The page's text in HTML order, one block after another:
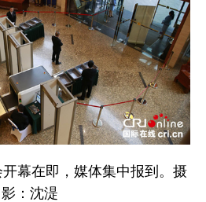
幕在即，媒体集中报到。摄
影：沈湜